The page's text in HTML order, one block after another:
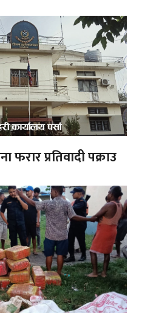
फरार प्रतिवादी पक्राउ